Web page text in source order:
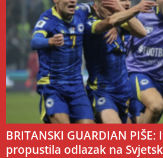
BRITANSKI GUARDIAN
propustila odlazak na